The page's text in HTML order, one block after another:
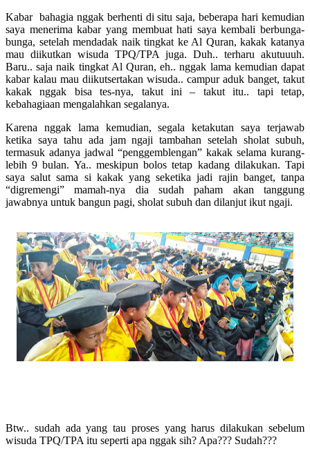
Kabar bahagia nggak berhenti di situ saja, beberapa hari kemudian
saya menerima kabar yang membuat hati saya kembali berbunga-
bunga, setelah mendadak naik tingkat ke Al Quran, kakak katanya
mau diikutkan wisuda TPQ/TPA juga. Duh.. terharu akutuuuh.
Baru.. saja naik tingkat Al Quran, eh.. nggak lama kemudian dapat
kabar kalau mau diikutsertakan wisuda.. campur aduk banget, takut
kakak nggak bisa tes-nya, takut ini – takut itu.. tapi tetap,
kebahagiaan mengalahkan segalanya.
Karena nggak lama kemudian, segala ketakutan saya terjawab
ketika saya tahu ada jam ngaji tambahan setelah sholat subuh,
termasuk adanya jadwal “penggemblengan” kakak selama kurang-
lebih 9 bulan. Ya.. meskipun bolos tetap kadang dilakukan. Tapi
saya salut sama si kakak yang seketika jadi rajin banget, tanpa
“digremengi” mamah-nya dia sudah paham akan tanggung
jawabnya untuk bangun pagi, sholat subuh dan dilanjut ikut ngaji.
Btw.. sudah ada yang tau proses yang harus dilakukan sebelum
wisuda TPQ/TPA itu seperti apa nggak sih? Apa??? Sudah???